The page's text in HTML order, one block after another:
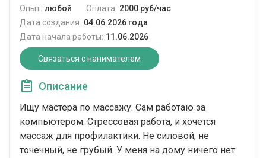
Опыт: любой Оплата: 2000 руб/час
Дата создания: 04.06.2026 года
Дата начала работы: 11.06.2026
Связаться с нанимателем
Описание
Ищу мастера по массажу. Сам работаю за
компьютером. Стрессовая работа, и хочется
массаж для профилактики. Не силовой, не
точечный, не грубый. У меня на дому ничего нет: